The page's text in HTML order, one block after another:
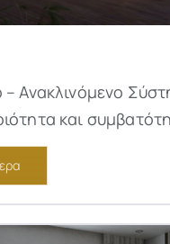
– Ανακλινόμενο
και